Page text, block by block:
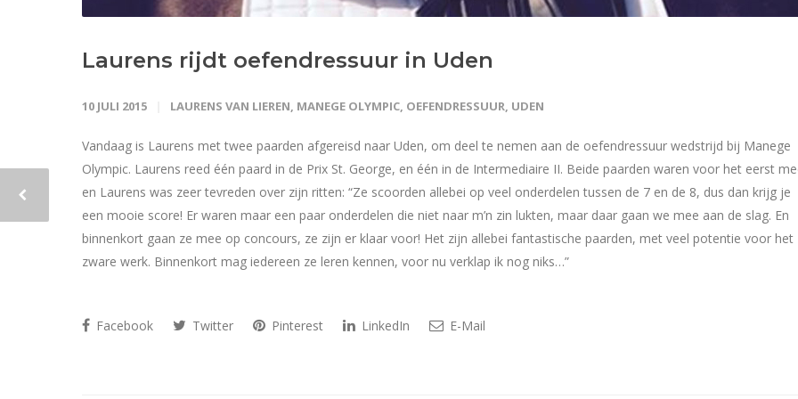
Laurens rijdt oefendressuur in Uden
10 JULI 2015 LAURENS VAN LIEREN, MANEGE OLYMPIC, OEFENDRESSUUR, UDEN
Vandaag is Laurens met twee paarden afgereisd naar Uden, om deel te nemen aan de oefendressuur wedstrijd bij Manege
Olympic. Laurens reed één paard in de Prix St. George, en één in de Intermediaire II. Beide paarden waren voor het eerst
en Laurens was zeer tevreden over zijn ritten: “Ze scoorden allebei op veel onderdelen tussen de 7 en de 8, dus dan krijg je
een mooie score! Er waren maar een paar onderdelen die niet naar m’n zin lukten, maar daar gaan we mee aan de slag. En
binnenkort gaan ze mee op concours, ze zijn er klaar voor! Het zijn allebei fantastische paarden, met veel potentie voor het
zware werk. Binnenkort mag iedereen ze leren kennen, voor nu verklap ik nog niks…”
Facebook Twitter Pinterest LinkedIn E-Mail